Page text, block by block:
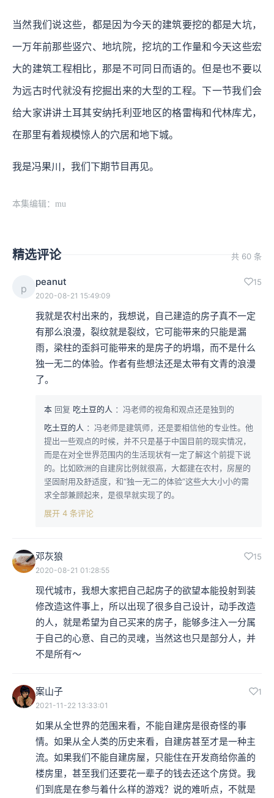
当然我们说这些，都是因为今天的建筑要挖的都是大坑，
一万年前那些竖穴、地坑院，挖坑的工作量和今天这些宏
大的建筑工程相比，那是不可同日而语的。但是也不要以
为远古时代就没有挖掘出来的大型的工程。下一节我们会
给大家讲讲土耳其安纳托利亚地区的格雷梅和代林库尤，
在那里有着规模惊人的穴居和地下城。
我是冯果川，我们下期节目再见。
本集编辑：mu
精选评论 共 60 条
p
peanut 15
2020-08-21 15:49:09
我就是农村出来的，我想说，自己建造的房子真不一定
有那么浪漫，裂纹就是裂纹，它可能带来的只能是漏
雨，梁柱的歪斜可能带来的是房子的坍塌，而不是什么
独一无二的体验。作者有些想法还是太带有文青的浪漫
了。
本 回复 吃土豆的人 ：冯老师的视角和观点还是独到的
吃土豆的人 ：冯老师是建筑师，还是要相信他的专业性。他
提出一些观点的时候，并不只是基于中国目前的现实情况，
而是在对全世界范围内的生活现状有一定了解这个前提下说
的。比如欧洲的自建房比例就很高，大都建在农村，房屋的
坚固耐用及舒适度，和“独一无二的体验”这些大大小小的需
求全部兼顾起来，是很早就实现了的。
展开 4 条评论
邓灰狼 15
2020-08-21 01:28:55
现代城市，我想大家把自己起房子的欲望本能投射到装
修改造这件事上，所以出现了很多自己设计，动手改造
的人，就是希望为自己买来的房子，能够多注入一分属
于自己的心意、自己的灵魂，当然这也只是部分人，并
不是所有～
案山子 1
2021-11-22 13:33:01
如果从全世界的范围来看，不能自建房是很奇怪的事
情。如果从全人类的历史来看，自建房甚至才是一种主
流。如果我们不能自建房屋，只能住在开发商给你盖的
楼房里，甚至我们还要花一辈子的钱去还这个房贷。我
们到底是在参与着什么样的游戏？说的难听点，不就是